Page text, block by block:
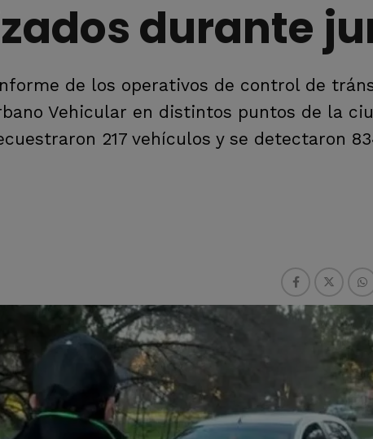
durante
de los operativos de control de
Vehicular en distintos puntos de la
217 vehículos y se detectaron